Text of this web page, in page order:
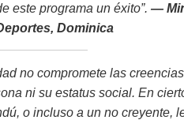
este programa un éxito”. —
Dominica
no compromete las
ni su estatus social. En
o incluso a un no creyente,